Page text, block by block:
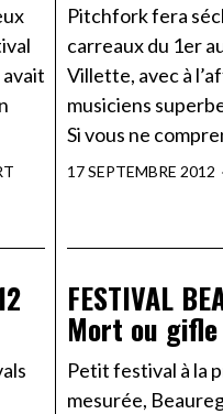
Pitchfork fera
carreaux du 1er
Villette, avec à
musiciens
Si vous ne
17 SEPTEMBRE 2012
FESTIVAL
Mort ou gifle
Petit festival à la
mesurée,